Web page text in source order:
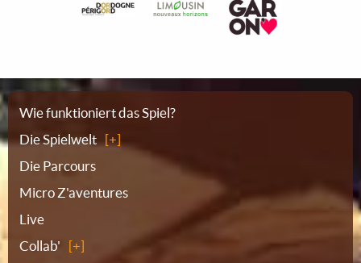
Sitemap
Wie funktioniert das Spiel?
Die Spielwelt
Die Parcours
Micro Z'aventures
Live
Collab'